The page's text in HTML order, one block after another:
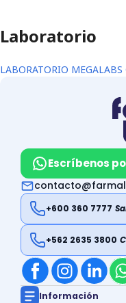
Laboratorio
LABORATORIO MEGALABS
Escríbenos
+600 360 7777
+562 2635 3800
Información